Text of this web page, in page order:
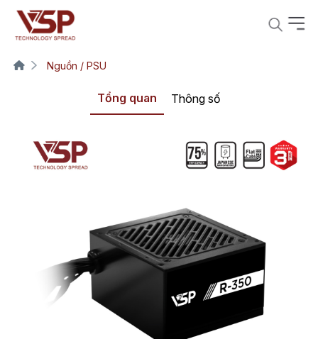
Nguồn / PSU
Tổng quan Thông số